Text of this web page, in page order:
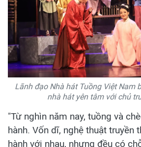
Lãnh đạo Nhà hát Tuồng Việt Nam
nhà hát yên tâm với chủ
"Từ nghìn năm nay, tuồng và
hành. Vốn dĩ, nghệ thuật truyền
hành với nhau, nhưng đều có